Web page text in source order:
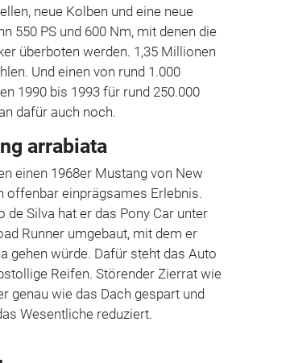
neue Kolben und eine neue
550 PS und 600 Nm, mit denen die
überboten werden. 1,35 Millionen
Und einen von rund 1.000
1990 bis 1993 für rund 250.000
dafür auch noch.
arrabiata
einen 1968er Mustang von New
offenbar einprägsames Erlebnis.
Silva hat er das Pony Car unter
Runner umgebaut, mit dem er
gehen würde. Dafür steht das Auto
Reifen. Störender Zierrat wie
genau wie das Dach gespart und
Wesentliche reduziert.